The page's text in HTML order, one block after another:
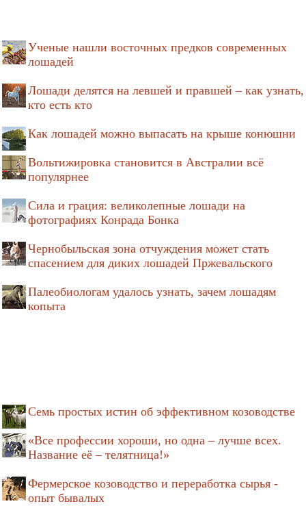
Ученые нашли восточных предков современных
лошадей
Лошади делятся на левшей и правшей – как узнать,
кто есть кто
Как лошадей можно выпасать на крыше конюшни
Вольтижировка становится в Австралии всё
популярнее
Сила и грация: великолепные лошади на
фотографиях Конрада Бонка
Чернобыльская зона отчуждения может стать
спасением для диких лошадей Пржевальского
Палеобиологам удалось узнать, зачем лошадям
копыта
Семь простых истин об эффективном козоводстве
«Все профессии хороши, но одна – лучше всех.
Название её – телятница!»
Фермерское козоводство и переработка сырья -
опыт бывалых